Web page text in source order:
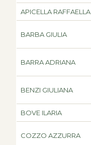
APICELLA RAFFAELLA
BARBA GIULIA
BARRA ADRIANA
BENZI GIULIANA
BOVE ILARIA
COZZO AZZURRA